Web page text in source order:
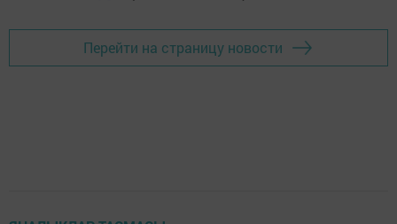
Перейти на страницу новости